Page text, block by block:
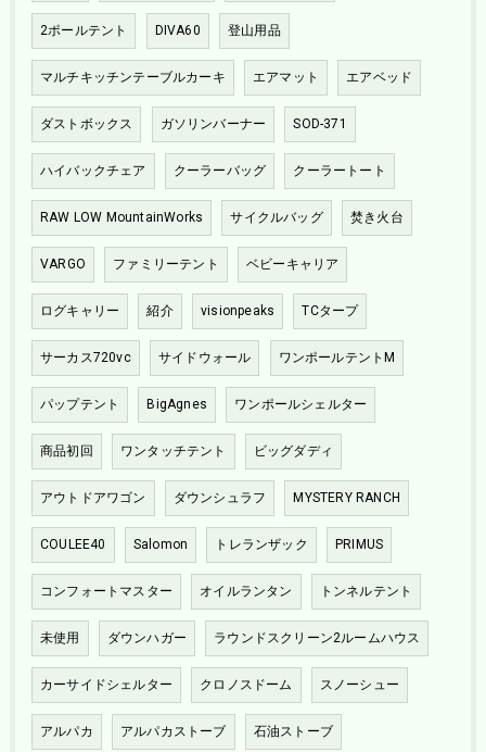
2ポールテント DIVA60 登山用品
マルチキッチンテーブルカーキ エアマット エアベッド
ダストボックス ガソリンバーナー SOD-371
ハイバックチェア クーラーバッグ クーラートート
RAW LOW MountainWorks サイクルバッグ 焚き火台
VARGO ファミリーテント ベビーキャリア
ログキャリー 紹介 visionpeaks TCタープ
サーカス720vc サイドウォール ワンポールテントM
パップテント BigAgnes ワンポールシェルター
商品初回 ワンタッチテント ビッグダディ
アウトドアワゴン ダウンシュラフ MYSTERY RANCH
COULEE40 Salomon トレランザック PRIMUS
コンフォートマスター オイルランタン トンネルテント
未使用 ダウンハガー ラウンドスクリーン2ルームハウス
カーサイドシェルター クロノスドーム スノーシュー
アルパカ アルパカストーブ 石油ストーブ